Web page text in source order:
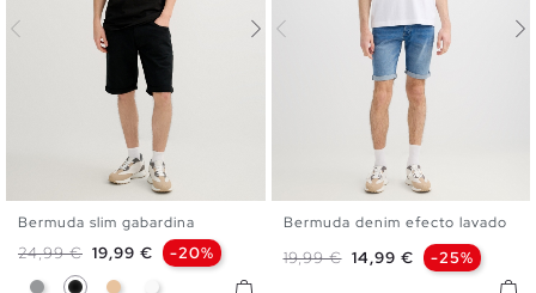
36 38 40 42 44
48
Bermuda slim gabardina
Precio base
24,99 € Precio
19,99 € -20%
Gris NegroBeige
36 38 40 42 44
46
48
Bermuda denim efecto lavado
Precio base
19,99 € Precio
14,99 € -25%